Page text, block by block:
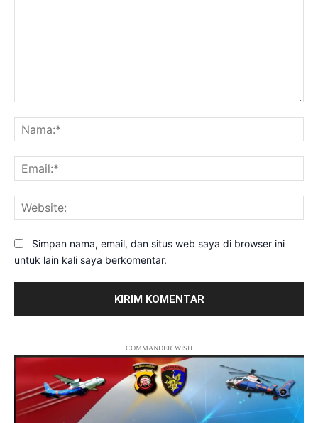
Simpan nama, email, dan situs web saya di browser ini
untuk lain kali saya berkomentar.
COMMANDER WISH